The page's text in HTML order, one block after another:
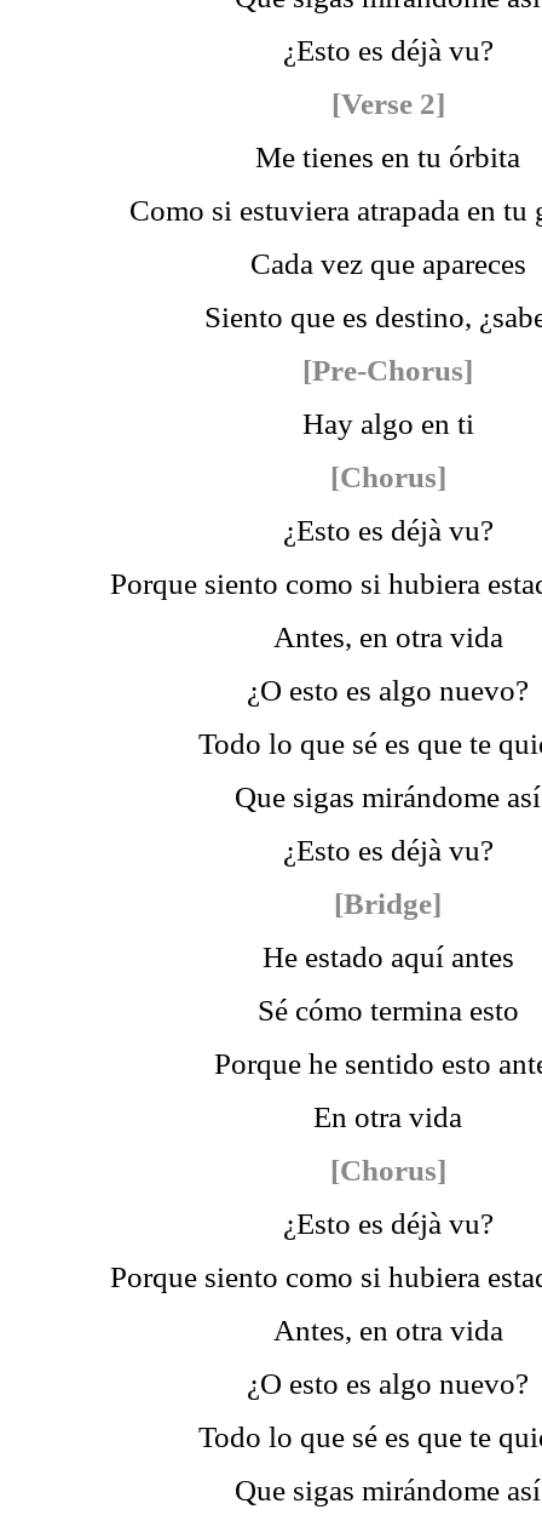
¿Esto es déjà vu?
[Verse 2]
Me tienes en tu órbita
Como si estuviera atrapada en tu
Cada vez que apareces
Siento que es destino,
[Pre-Chorus]
Hay algo en ti
[Chorus]
¿Esto es déjà vu?
Porque siento como si hubiera
Antes, en otra vida
¿O esto es algo nuevo?
Todo lo que sé es que te
Que sigas mirándome así
¿Esto es déjà vu?
[Bridge]
He estado aquí antes
Sé cómo termina esto
Porque he sentido esto
En otra vida
[Chorus]
¿Esto es déjà vu?
Porque siento como si hubiera
Antes, en otra vida
¿O esto es algo nuevo?
Todo lo que sé es que te
Que sigas mirándome así